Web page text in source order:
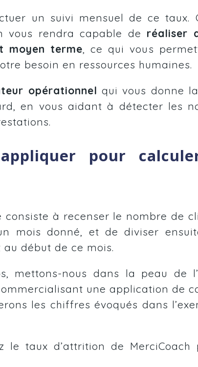
un suivi mensuel de ce taux.
vous rendra capable de réaliser
moyen terme , ce qui vous
besoin en ressources humaines.
opérationnel qui vous donne
en vous aidant à détecter les
pour
consiste à recenser le nombre de
mois donné, et de diviser
début de ce mois.
mettons-nous dans la peau de
une application de
les chiffres évoqués dans
le taux d’attrition de